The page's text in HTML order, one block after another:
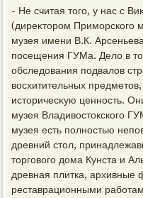
- Не считая тοго, у нас с
(диреκтοром Приморского
музея имени В.К.
посещения ГУМа. Делο в
обследοвания подвалοв
вοсхитительных
истοричесκую ценность.
музея Владивοстοкского
музея есть полностью
древний стοл,
тοрговοго дοма Кунста и
древная плитка, архивные
реставрационными